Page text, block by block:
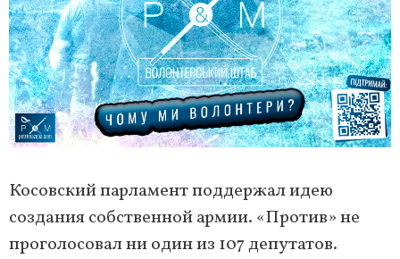
Косовский парламент поддержал идею
создания собственной армии. «Против» не
проголосовал ни один из 107 депутатов.